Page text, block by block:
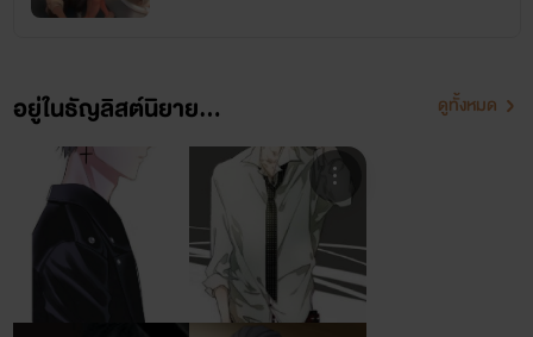
แมงปอน้อยร่ำไห้ด้วยคิดถึง ใจรำพึงถึงรักเป็นหนักหนา
มาบัดนี้แมงปอน้อยไร้แรงสิ้น มิอาจผินบินไปได้ดั่งฝัน
อยู่ในธัญลิสต์นิยาย... ดูทั้งหมด